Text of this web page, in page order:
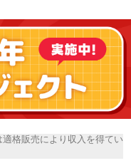
格販売により収入を得てい